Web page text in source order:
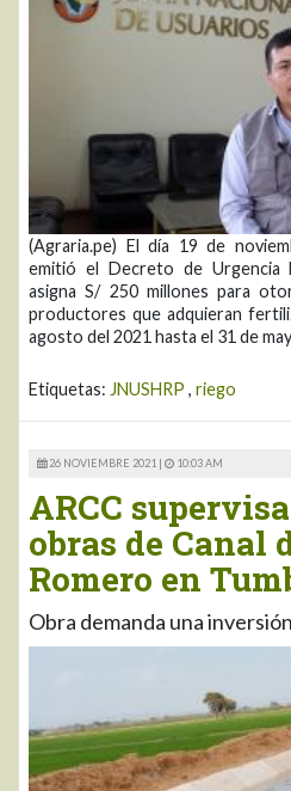
(Agraria.pe) El día 19 de
emitió el Decreto de Urgencia
asigna S/ 250 millones para
productores que adquieran
agosto del 2021 hasta el 31 de
Etiquetas: JNUSHRP , riego
26 NOVIEMBRE 2021 | 10:03 AM
ARCC
obras de Canal
Romero en
Obra demanda una